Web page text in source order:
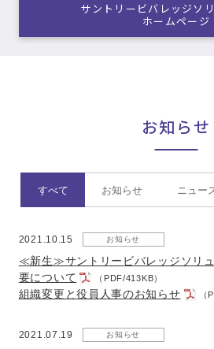
サントリービバレッジソ
ホームページ
お知らせ
すべて お知らせ ニュー
2021.10.15 お知らせ
≪新生≫サントリービバレッジソリ
要について
（PDF/413KB）
組織変更と役員人事のお知らせ （
2021.07.19 お知らせ